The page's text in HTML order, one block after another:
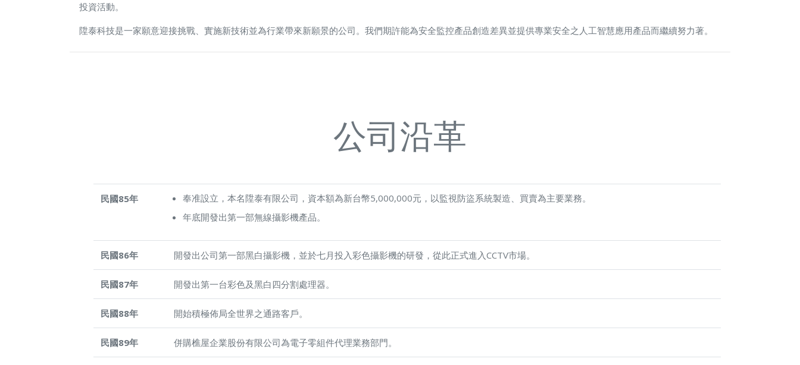
投資活動。
陞泰科技是一家願意迎接挑戰、實施新技術並為行業帶來新願景的公司。我們期許能為安全監控產品創造差異並提供專業安全之人工智慧應用產品而繼續努力著。
公司沿革
民國85年
奉准設立，本名陞泰有限公司，資本額為新台幣5,000,000元，以監視防盜系統製造、買賣為主要業務。
年底開發出第一部無線攝影機產品。
民國86年 開發出公司第一部黑白攝影機，並於七月投入彩色攝影機的研發，從此正式進入CCTV市場。
民國87年 開發出第一台彩色及黑白四分割處理器。
民國88年 開始積極佈局全世界之通路客戶。
民國89年 併購樵屋企業股份有限公司為電子零組件代理業務部門。